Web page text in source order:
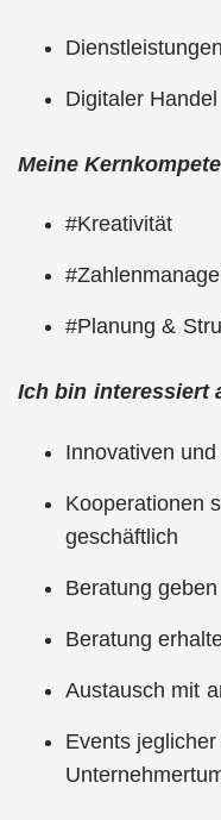
Digitaler Handel
Meine
#Kreativität
#Planung &
Ich bin interessiert
Innovativen und
Kooperationen
geschäftlich
Beratung geben
Beratung
Austausch mit
Events